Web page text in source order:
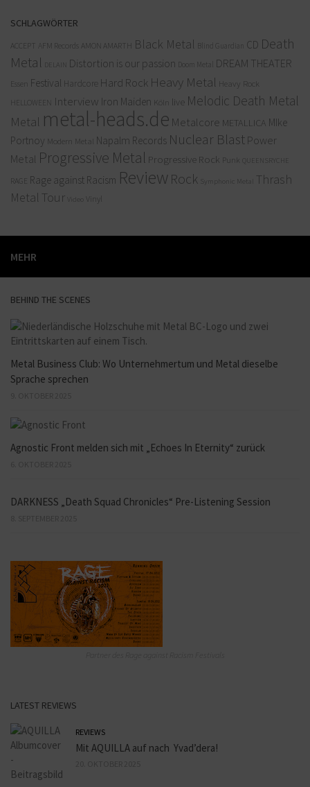
SCHLAGWÖRTER
ACCEPT AFM Records AMON AMARTH Black Metal Blind Guardian CD Death
Metal
DELAIN Distortion is our passion Doom Metal DREAM THEATER
Essen Festival Hardcore Hard Rock Heavy Metal Heavy Rock
HELLOWEEN Interview Iron Maiden Köln live Melodic Death Metal
Metal metal-heads.de Metalcore METALLICA MIke
Portnoy Modern Metal Napalm Records Nuclear Blast Power
Metal Progressive Metal Progressive Rock Punk QUEENSRYCHE
RAGE Rage against Racism Review Rock Symphonic Metal
Thrash
Metal Tour Video Vinyl
MEHR
BEHIND THE SCENES
Metal Business Club: Wo Unternehmertum und Metal dieselbe
Sprache sprechen
Agnostic Front melden sich mit „Echoes In Eternity“ zurück
DARKNESS „Death Squad Chronicles“ Pre-Listening Session
LATEST REVIEWS
REVIEWS
Mit AQUILLA auf nach Yvad’dera!